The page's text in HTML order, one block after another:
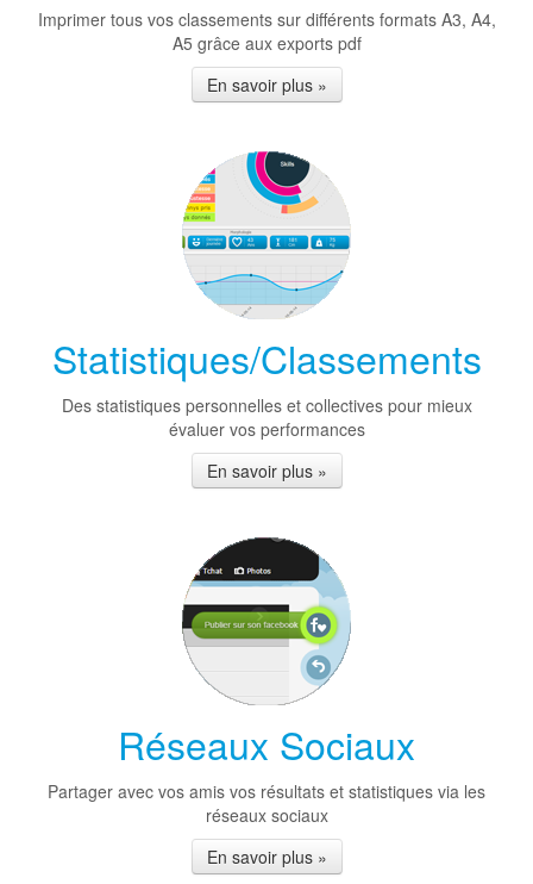
Imprimer tous vos classements sur différents formats A3, A4,
A5 grâce aux exports pdf
En savoir plus »
Statistiques/Classements
Des statistiques personnelles et collectives pour mieux
évaluer vos performances
En savoir plus »
Réseaux Sociaux
Partager avec vos amis vos résultats et statistiques via les
réseaux sociaux
En savoir plus »